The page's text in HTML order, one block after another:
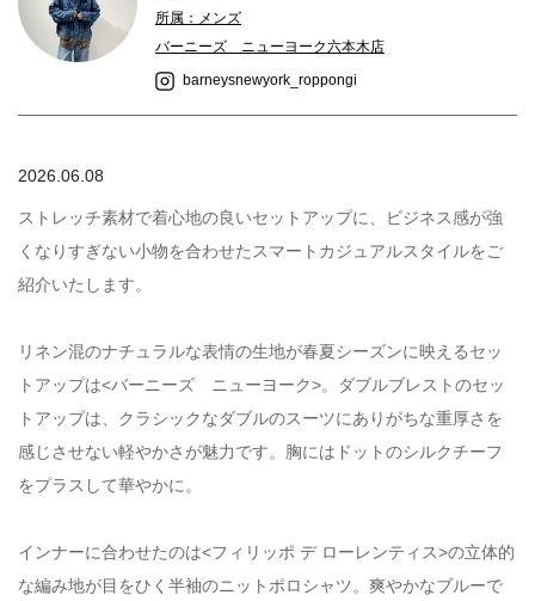
所属：メンズ
バーニーズ ニューヨーク六本木店
barneysnewyork_roppongi
2026.06.08
ストレッチ素材で着心地の良いセットアップに、ビジネス感が強
くなりすぎない小物を合わせたスマートカジュアルスタイルをご
紹介いたします。
リネン混のナチュラルな表情の生地が春夏シーズンに映えるセッ
トアップは<バーニーズ ニューヨーク>。ダブルブレストのセッ
トアップは、クラシックなダブルのスーツにありがちな重厚さを
感じさせない軽やかさが魅力です。胸にはドットのシルクチーフ
をプラスして華やかに。
インナーに合わせたのは<フィリッポ デ ローレンティス>の立体的
な編み地が目をひく半袖のニットポロシャツ。爽やかなブルーで